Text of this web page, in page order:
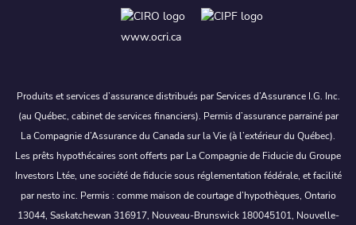
www.ocri.ca
Produits et services d’assurance distribués par Services d’Assurance I.G. Inc.
(au Québec, cabinet de services financiers). Permis d’assurance parrainé par
La Compagnie d’Assurance du Canada sur la Vie (à l’extérieur du Québec).
Les prêts hypothécaires sont offerts par La Compagnie de Fiducie du Groupe
Investors Ltée, une société de fiducie sous réglementation fédérale, et facilité
par nesto inc. Permis : comme maison de courtage d’hypothèques, Ontario
13044, Saskatchewan 316917, Nouveau-Brunswick 180045101, Nouvelle-